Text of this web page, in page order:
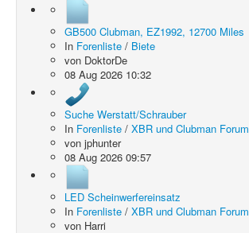
GB500 Clubman, EZ1992, 12700 Miles
In Forenliste / Biete
von DoktorDe
08 Aug 2026 10:32
Suche Werstatt/Schrauber
In Forenliste / XBR und Clubman Forum
von jphunter
08 Aug 2026 09:57
LED Scheinwerfereinsatz
In Forenliste / XBR und Clubman Forum
von Harri